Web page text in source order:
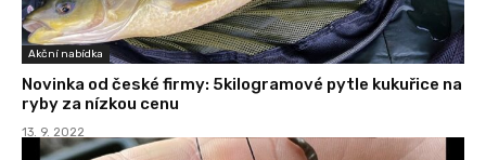
Akční nabídka
Novinka od české firmy: 5kilogramové pytle kukuřice na
ryby za nízkou cenu
13. 9. 2022